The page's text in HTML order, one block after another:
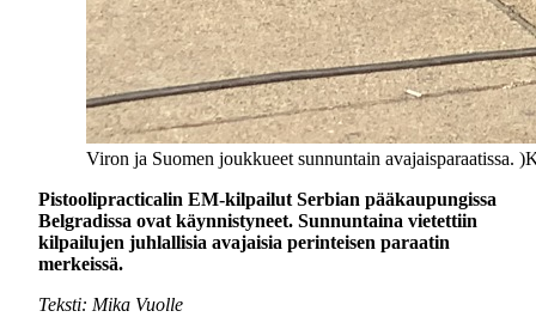
Viron ja Suomen joukkueet sunnuntain avajaisparaatissa.
Pistoolipracticalin EM-kilpailut Serbian pääkaupungissa
Belgradissa ovat käynnistyneet. Sunnuntaina vietettiin
kilpailujen juhlallisia avajaisia perinteisen paraatin
merkeissä.
Teksti: Mika Vuolle